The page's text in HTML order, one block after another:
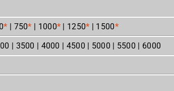
* | 750* | 1000* | 1250* | 1500*
| 3500 | 4000 | 4500 | 5000 | 5500 | 6000